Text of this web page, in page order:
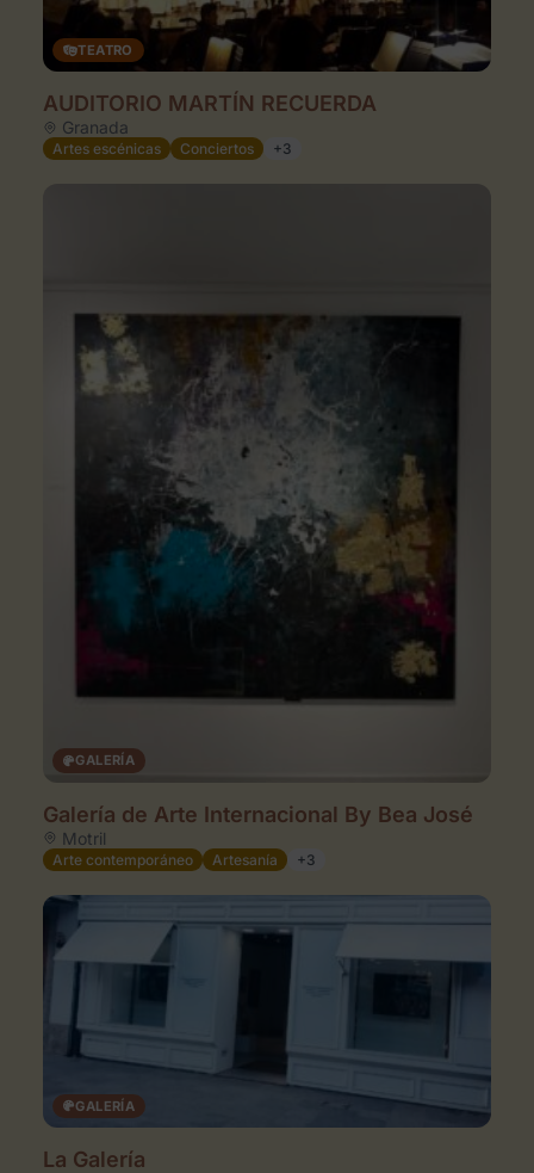
TEATRO
AUDITORIO MARTÍN RECUERDA
Granada
Artes escénicas Conciertos +3
GALERÍA
Galería de Arte Internacional By Bea José
Motril
Arte contemporáneo Artesanía +3
GALERÍA
La Galería